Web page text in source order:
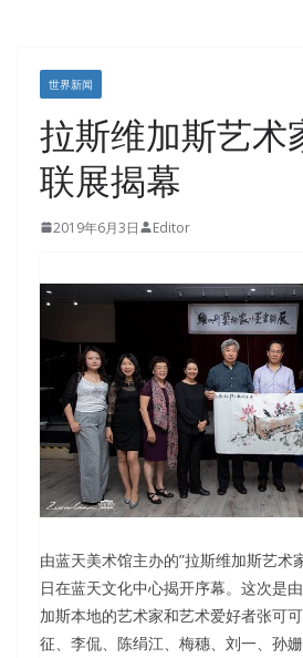
世界新闻
拉斯维加斯艺术
联展揭幕
2019年6月3日 Editor
由蓝天美术馆主办的”拉斯维加斯艺术
日在蓝天文化中心揭开序幕。这次是
加斯本地的艺术家和艺术爱好者张可
征、李侃、陈绢江、梅穗、刘一、孙姗